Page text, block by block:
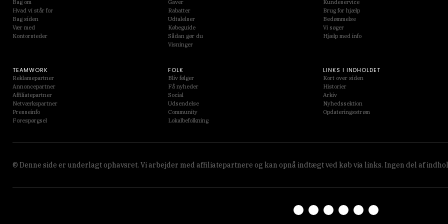
© Denne side er underlagt ophavsret. Vi arbejder med affiliatepartnere og kan opnå indtægt ved køb via links. Ingen del af
Bag om
Hvad vi står for
Bag siden
Vær med
Kontorsteder
Gaver
Rabatter
Udtalelser
Købeguide
Sådan gør du
Visninger
Kundeservice
Brug for hjælp
Bedømmelse
Vi søger
Hjælp med info
TEAMWORK
Reklamepartner
Annoncepartner
Affiliatepartner
Netværkspartner
Presseinfo
Forespørgsel
FOLK
Bliv følger
Få nyheder
Social
Udsendelse
Community
Lokalbefolkning
LINKS I INDHOLDET
Kort over siden
Historier
Arkiv
Nyhedssektion
Opdateringsstrøm